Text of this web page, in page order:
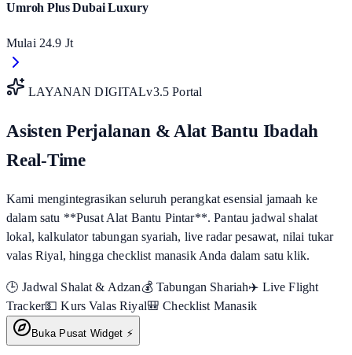
Umroh Plus Dubai Luxury
Mulai 24.9 Jt
LAYANAN DIGITALv3.5 Portal
Asisten Perjalanan & Alat Bantu Ibadah
Real-Time
Kami mengintegrasikan seluruh perangkat esensial jamaah ke
dalam satu **Pusat Alat Bantu Pintar**. Pantau jadwal shalat
lokal, kalkulator tabungan syariah, live radar pesawat, nilai tukar
valas Riyal, hingga checklist manasik Anda dalam satu klik.
🕒 Jadwal Shalat & Adzan💰 Tabungan Shariah✈️ Live Flight
Tracker💵 Kurs Valas Riyal🎒 Checklist Manasik
Buka Pusat Widget ⚡